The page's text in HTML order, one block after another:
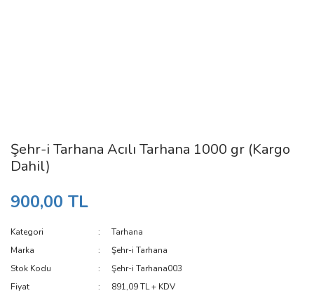
Şehr-i Tarhana Acılı Tarhana 1000 gr (Kargo
Dahil)
900,00 TL
Kategori
Tarhana
Marka
Şehr-i Tarhana
Stok Kodu
Şehr-i Tarhana003
Fiyat
891,09 TL + KDV